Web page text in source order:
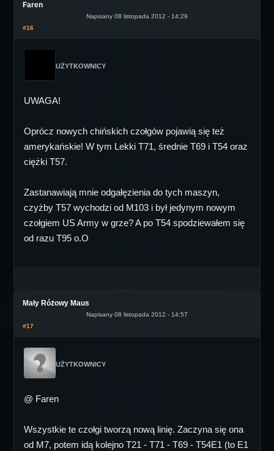
Faren
Napisany 08 listopada 2012 - 14:29
#16
UŻYTKOWNICY
UWAGA!
Oprócz nowych chińskich czołgów pojawią się też
amerykańskie! W tym Lekki T71, średnie T69 i T54 oraz
ciężki T57.
Zastanawiają mnie odgałęzienia do tych maszyn,
czyżby T57 wychodzi od M103 i był jedynym nowym
czołgiem US Army w grze? A po T54 spodziewałem się
od razu T95 o.O
Mały Różowy Maus
Napisany 08 listopada 2012 - 14:57
#17
UŻYTKOWNICY
@ Faren
Wszystkie te czołgi tworzą nową linię. Zaczyna się ona
od M7, potem idą kolejno T21 - T71 - T69 - T54E1 (to E1